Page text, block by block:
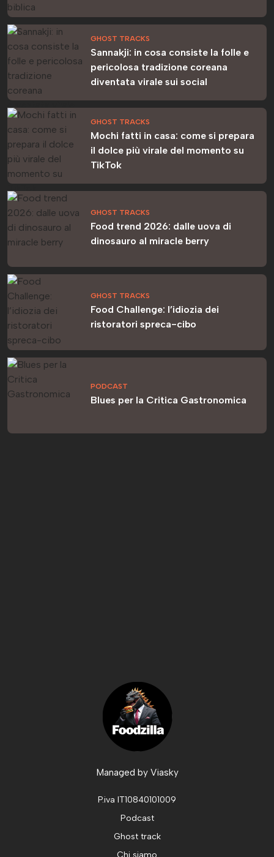
GHOST TRACKS
Sannakji: in cosa consiste la folle e
pericolosa tradizione coreana
diventata virale sui social
GHOST TRACKS
Mochi fatti in casa: come si prepara
il dolce più virale del momento su
TikTok
GHOST TRACKS
Food trend 2026: dalle uova di
dinosauro al miracle berry
GHOST TRACKS
Food Challenge: l’idiozia dei
ristoratori spreca-cibo
PODCAST
Blues per la Critica Gastronomica
Managed by Viasky
P.iva IT10840101009
Podcast
Ghost track